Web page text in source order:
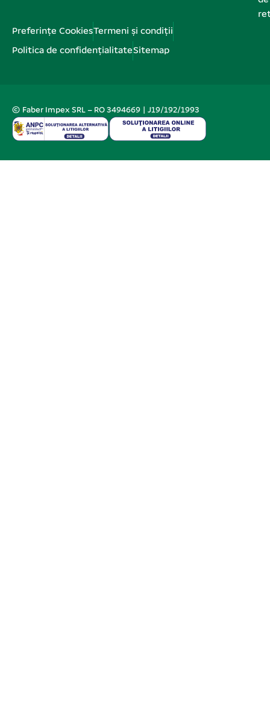
Preferințe CookiesTermeni și condiții
Politica de confidențialitateSitemap
© Faber Impex SRL – RO 3494669 | J19/192/1993